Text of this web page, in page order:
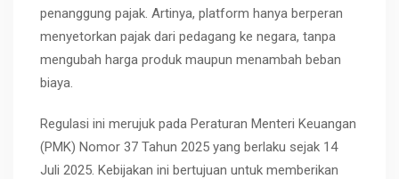
penanggung pajak. Artinya, platform hanya berperan
menyetorkan pajak dari pedagang ke negara, tanpa
mengubah harga produk maupun menambah beban
biaya.
Regulasi ini merujuk pada Peraturan Menteri Keuangan
(PMK) Nomor 37 Tahun 2025 yang berlaku sejak 14
Juli 2025. Kebijakan ini bertujuan untuk memberikan